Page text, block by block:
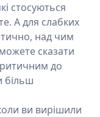
стосуються
А для слабких
над чим
сказати
до
більш
ви вирішили